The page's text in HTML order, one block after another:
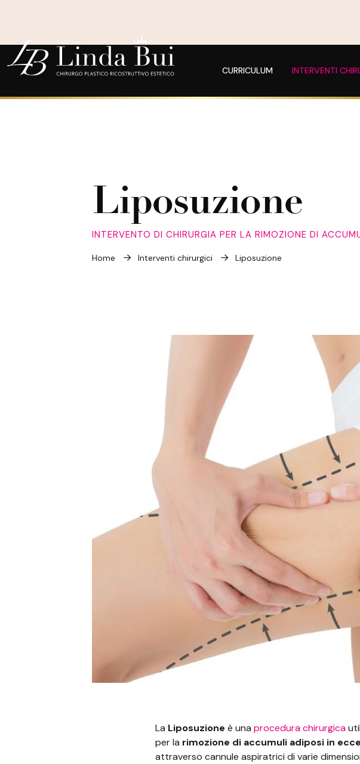
CURRICULUM INTERVENTI
Liposuzione
INTERVENTO DI CHIRURGIA PER LA RIMOZIONE DI
Home Interventi chirurgici Liposuzione
La Liposuzione è unaprocedura chirurgica
per la rimozione di accumuli adiposi in
attraverso cannule aspiratrici di varie